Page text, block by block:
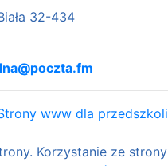
32-434
Korzystanie ze strony